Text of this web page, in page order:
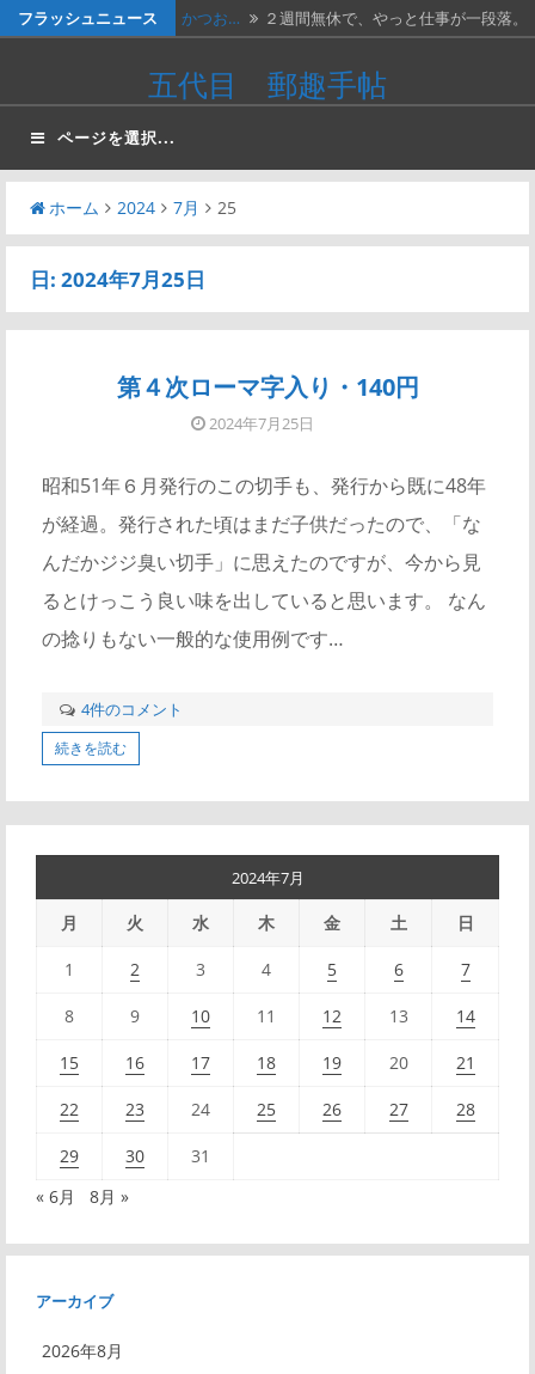
へ
キ
プ
フラッシュニュース かつお…
２週間無休で、やっと仕事が一段落。
画像は、北ベトナムが1966年に発…
料金収… 画像は、1990年代初頭に作ったリ…
かつお…
五代目 郵趣手帖
ページを選択...
ホーム 2024 7月 25
日: 2024年7月25日
第４次ローマ字入り・140円
2024年7月25日
昭和51年６月発行のこの切手も、発行から既に48年
が経過。発行された頃はまだ子供だったので、「な
んだかジジ臭い切手」に思えたのですが、今から見
るとけっこう良い味を出していると思います。 なん
の捻りもない一般的な使用例です…
4件のコメント
続きを読む
2024年7月
月 火 水 木 金 土 日
1 2 3 4 5 6 7
8 9 10 11 12 13 14
15 16 17 18 19 20 21
22 23 24 25 26 27 28
29 30
31
« 6月
8月 »
アーカイブ
2026年8月